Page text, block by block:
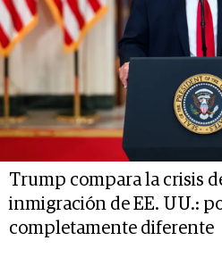
Trump compara la crisis
inmigración de EE. UU.:
completamente diferente